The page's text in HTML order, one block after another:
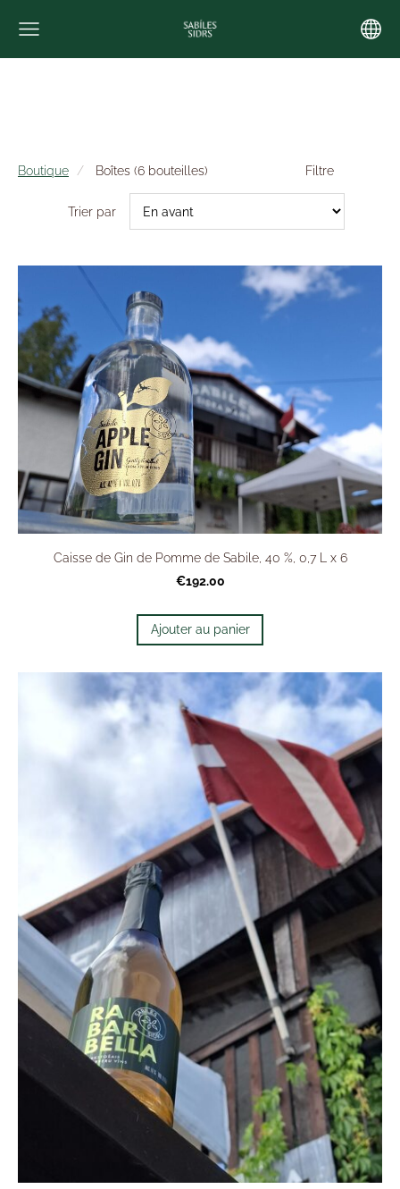
Boutique Boîtes (6 bouteilles) Filtre
Trier par
Caisse de Gin de Pomme de Sabile, 40 %, 0,7 L x 6
€192.00
Ajouter au panier